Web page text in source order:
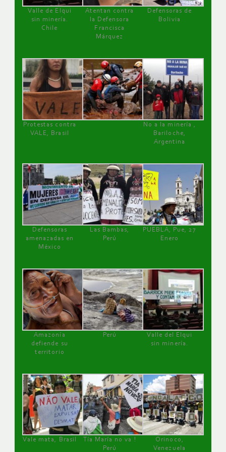
Valle de Elqui
sin minería.
Chile
Atentan contra
la Defensora
Francisca
Márquez
Defensoras de
Bolivia
Protestas contra
VALE, Brasil
No a la minería ,
Bariloche,
Argentina
Defensoras
amenazadas en
México
Las Bambas,
Perú
PUEBLA, Pue, 27
Enero
Amazonía
defiende su
territorio
Perú
Valle del Elqui
sin minería.
Vale mata, Brasil
Tía María no va !
Perú
Orinoco,
Venezuela